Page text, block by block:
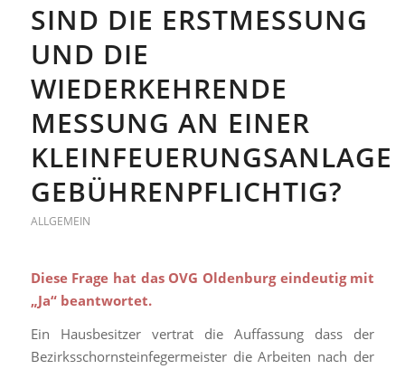
SIND DIE ERSTMESSUNG
UND DIE
WIEDERKEHRENDE
MESSUNG AN EINER
KLEINFEUERUNGSANLAGE
GEBÜHRENPFLICHTIG?
ALLGEMEIN
Diese Frage hat das OVG Oldenburg eindeutig mit
„Ja“ beantwortet.
Ein Hausbesitzer vertrat die Auffassung dass der
Bezirksschornsteinfegermeister die Arbeiten nach der